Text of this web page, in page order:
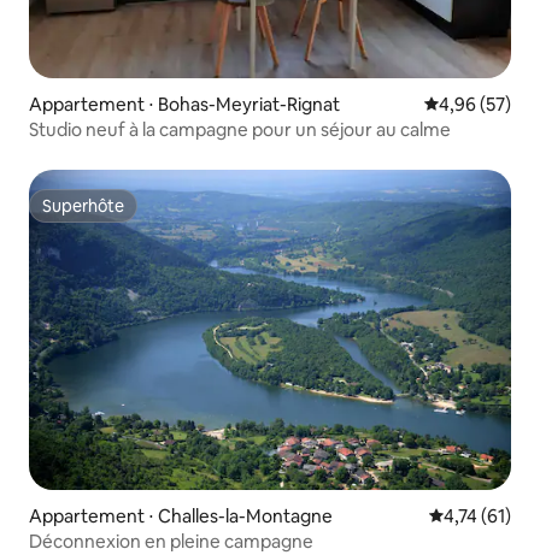
Appartement ⋅ Bohas-Meyriat-Rignat Évaluation
4,96 (57)
Studio neuf à la campagne pour un séjour au calme
Superhôte
Superhôte
Appartement ⋅ Challes-la-Montagne Évaluation
4,74 (61)
Déconnexion en pleine campagne